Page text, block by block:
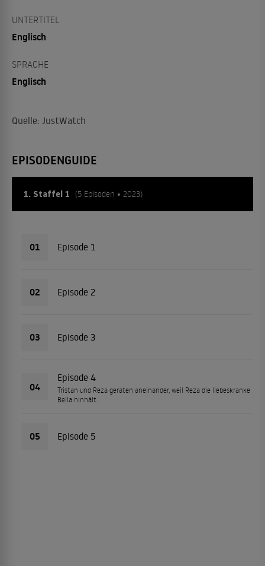
UNTERTITEL
Englisch
SPRACHE
Englisch
Quelle: JustWatch
EPISODENGUIDE
1. Staffel 1 (5 Episoden • 2023)
01 Episode 1
02 Episode 2
03 Episode 3
04
Episode 4
Tristan und Reza geraten aneinander, weil Reza die liebeskranke
Bella hinhält.
05 Episode 5